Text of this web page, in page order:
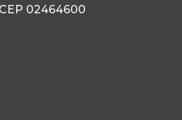
02464600